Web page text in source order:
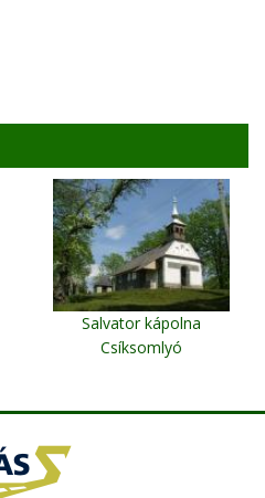
Salvator kápolna
Csíksomlyó